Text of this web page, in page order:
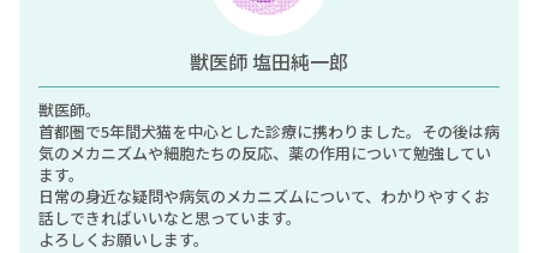
獣医師 塩田純一郎
獣医師。
首都圏で5年間犬猫を中心とした診療に携わりました。その後は病
気のメカニズムや細胞たちの反応、薬の作用について勉強してい
ます。
日常の身近な疑問や病気のメカニズムについて、わかりやすくお
話しできればいいなと思っています。
よろしくお願いします。